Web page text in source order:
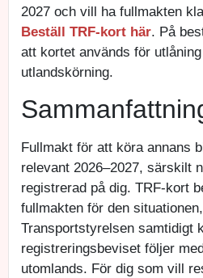
2027 och vill ha fullmakten
Beställ TRF-kort här. På
att kortet används för
utlandskörning.
Fullmakt för att köra annans
relevant 2026–2027, särskilt
registrerad på dig. TRF-kort
fullmakten för den
Transportstyrelsen samtidigt
registreringsbeviset följer
utomlands. För dig som vill